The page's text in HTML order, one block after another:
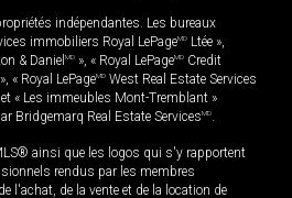
indépendantes. Les bureaux
immobiliers Royal LePageMD Ltée »,
& Daniel MD », « Royal LePageMD Credit
« Royal LePageMD West Real Estate Services
« Les immeubles Mont-Tremblant »
Bridgemarq Real Estate ServicesMD.
ainsi que les logos qui s'y rapportent
rendus par les membres
l'achat, de la vente et de la location de